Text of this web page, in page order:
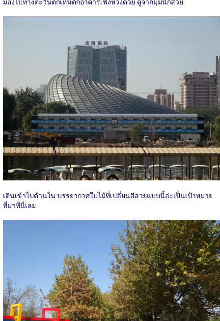
เดินเข้าไปด้านใน บรรยากาศใบไม้ที่เปลี่ยนสีสวยแบบนี้ล่ะเป็นเป้าหมาย
ที่มาทีนี่เลย